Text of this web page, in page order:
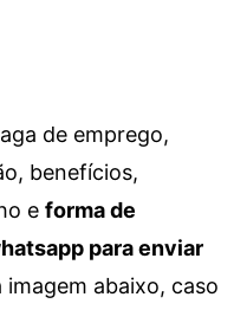
de emprego,
benefícios,
e forma de
para enviar
imagem abaixo, caso